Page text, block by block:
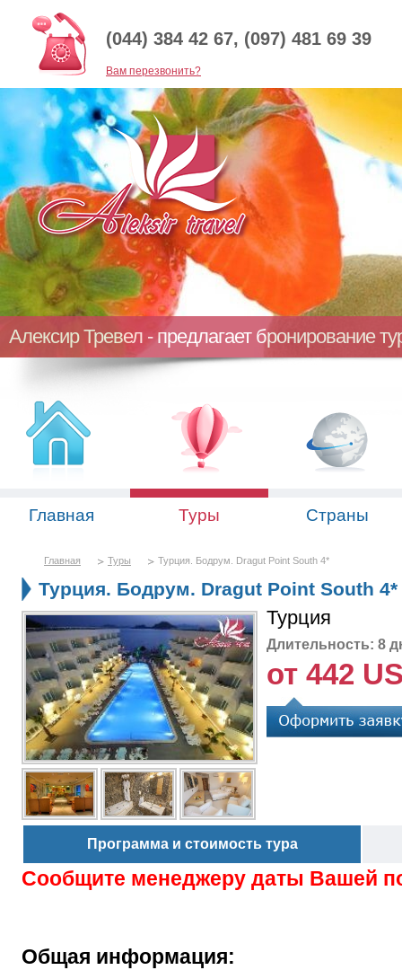
(044) 384 42 67, (097) 481 69 39
Baм перезвонить?
Алексир Тревел - предлагает бронирование
Главная Туры Страны
Главная Туры Турция. Бодрум. Dragut Point South 4*
Турция. Бодрум. Dragut Point South 4*
Турция
Длительность: 8
от 442
Программа и стоимость тура
Сообщите менеджеру даты Вашей
Общая информация: